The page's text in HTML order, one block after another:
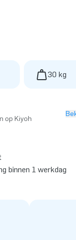
30 kg
op Kiyoh
binnen 1 werkdag